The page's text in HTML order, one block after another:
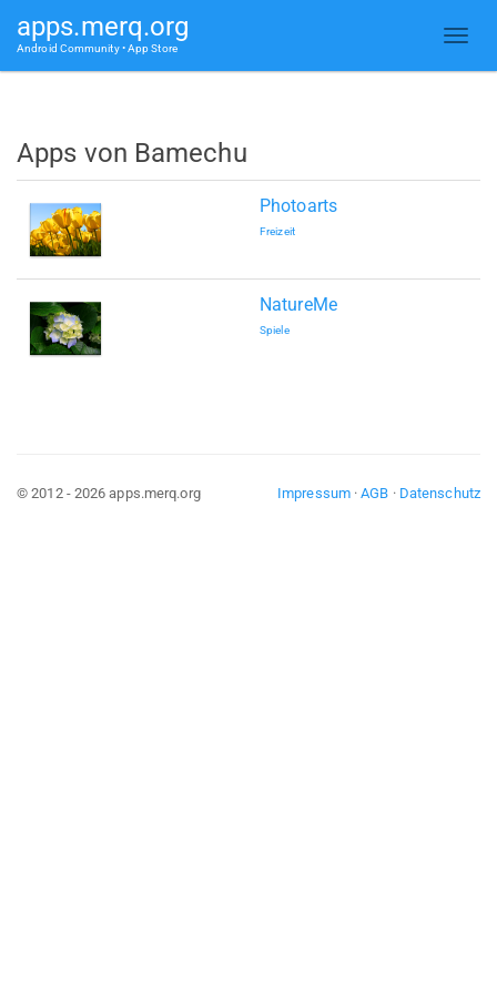
apps.merq.org
Android Community • App Store
Apps von Bamechu
Photoarts
Freizeit
NatureMe
Spiele
Impressum·AGB · Datenschutz
© 2012 - 2026 apps.merq.org